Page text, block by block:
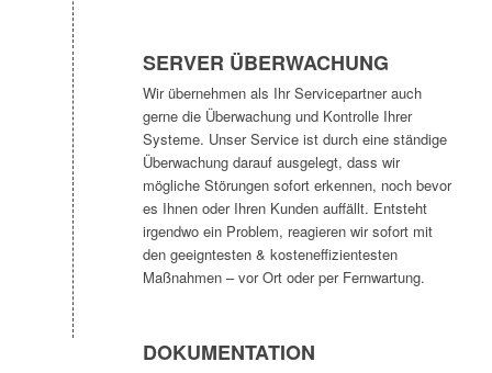
SERVER ÜBERWACHUNG
Wir übernehmen als Ihr Servicepartner auch
gerne die Überwachung und Kontrolle Ihrer
Systeme. Unser Service ist durch eine ständige
Überwachung darauf ausgelegt, dass wir
mögliche Störungen sofort erkennen, noch bevor
es Ihnen oder Ihren Kunden auffällt. Entsteht
irgendwo ein Problem, reagieren wir sofort mit
den geeigntesten & kosteneffizientesten
Maßnahmen – vor Ort oder per Fernwartung.
DOKUMENTATION